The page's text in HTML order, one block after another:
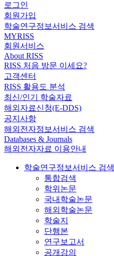
로그인
회원가입
학술연구정보서비스 검색
MYRISS
회원서비스
About RISS
RISS 처음 방문 이세요?
고객센터
RISS 활용도 분석
최신/인기 학술자료
해외자료신청(E-DDS)
공지사항
해외전자정보서비스 검색
Databases & Journals
해외전자자료 이용안내
학술연구정보서비스 검색
통합검색
학위논문
국내학술논문
해외학술논문
학술지
단행본
연구보고서
공개강의